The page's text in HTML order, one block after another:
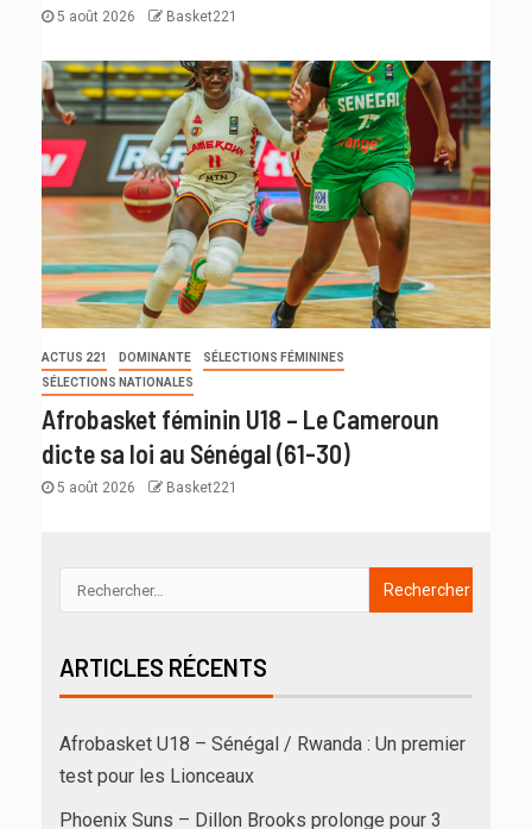
5 août 2026 Basket221
ACTUS 221 DOMINANTE
SÉLECTIONS FÉMININES
SÉLECTIONS NATIONALES
Afrobasket féminin U18 – Le Cameroun
dicte sa loi au Sénégal (61-30)
5 août 2026 Basket221
ARTICLES RÉCENTS
Afrobasket U18 – Sénégal / Rwanda : Un premier
test pour les Lionceaux
Phoenix Suns – Dillon Brooks prolonge pour 3